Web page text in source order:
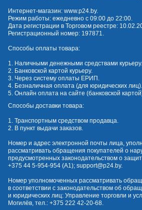
Интернет-магазин: www.p24.by.
Режим работы: ежедневно с 09:00 до 22:00.
Дата регистрации в Торговом реестре:
Регистрационный номер: 197871.
Способы оплаты товара:
1. Наличными денежными средствами курьеру.
2. Банковской картой курьеру.
3. Через систему оплаты ЕРИП.
4. Безналичная оплата (для юридических лиц).
5. Онлайн оплата на сайте (банковской
Способы доставки товара:
1. Транспортным средством продавца.
2. В пункт выдачи заказов.
Номер и адрес электронной почты лица,
рассматривать обращения покупателей о
предусмотренных законодательством о
+375 44 5-954-954 (А1); support@p24.by.
Номер уполномоченных рассматривать
в соответствии с законодательством об
и юридических лиц: Управление торговли и
Могилёв, тел.: +375 222 42-20-68.